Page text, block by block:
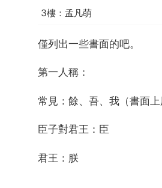
3樓：孟凡萌
僅列出一些書面的吧。
第一人稱：
常見：餘、吾、我（書面上
臣子對君王：臣
君王：朕